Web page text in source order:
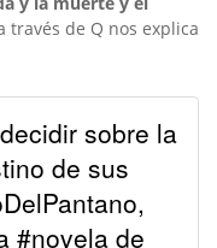
través de Q nos explica
sobre la
de sus
#novela de